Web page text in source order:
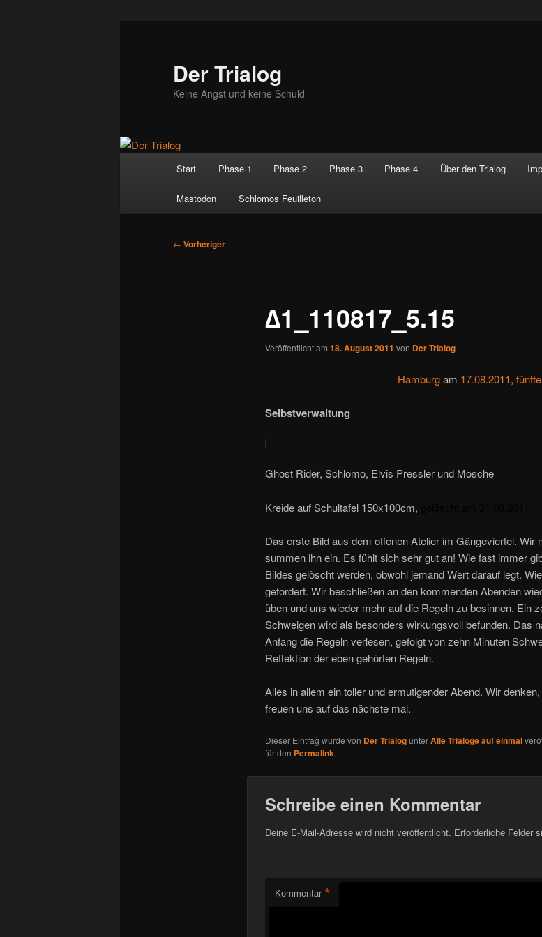
Der Trialog
Keine Angst und keine Schuld
Start Phase 1 Phase 2 Phase 3 Phase 4 Über den Trialog
Mastodon Schlomos Feuilleton
Beitragsnavigation
← Vorheriger
∆1_110817_5.15
Veröffentlicht am 18. August 2011 von Der Trialog
Hamburgam 17.08.2011,
Selbstverwaltung
Ghost Rider, Schlomo, Elvis Pressler und Mosche
Kreide auf Schultafel 150x100cm,
Das erste Bild aus dem offenen Atelier im Gängeviertel. Wir
summen ihn ein. Es fühlt sich sehr gut an! Wie fast immer
Bildes gelöscht werden, obwohl jemand Wert darauf legt.
gefordert. Wir beschließen an den kommenden Abenden
üben und uns wieder mehr auf die Regeln zu besinnen. Ein
Schweigen wird als besonders wirkungsvoll befunden. Das
Anfang die Regeln verlesen, gefolgt von zehn Minuten
Reflektion der eben gehörten Regeln.
Alles in allem ein toller und ermutigender Abend. Wir
freuen uns auf das nächste mal.
Dieser Eintrag wurde von Der TrialogunterAlle Trialoge auf einmal
für den Permalink.
Schreibe einen Kommentar
Deine E-Mail-Adresse wird nicht veröffentlicht. Erforderliche Felder
Kommentar *